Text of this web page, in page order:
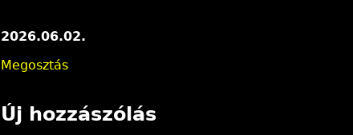
2026.06.02.
Megosztás
Új hozzászólás